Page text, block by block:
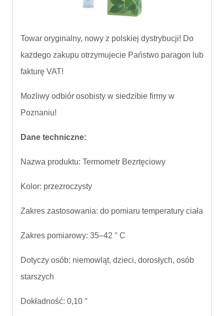
Towar oryginalny, nowy z polskiej dystrybucji! Do
każdego zakupu otrzymujecie Państwo paragon lub
fakturę VAT!
Możliwy odbiór osobisty w siedzibie firmy w
Poznaniu!
Dane techniczne:
Nazwa produktu: Termometr Bezrtęciowy
Kolor: przezroczysty
Zakres zastosowania: do pomiaru temperatury ciała
Zakres pomiarowy: 35–42 ° C
Dotyczy osób: niemowląt, dzieci, dorosłych, osób
starszych
Dokładność: 0,10 °